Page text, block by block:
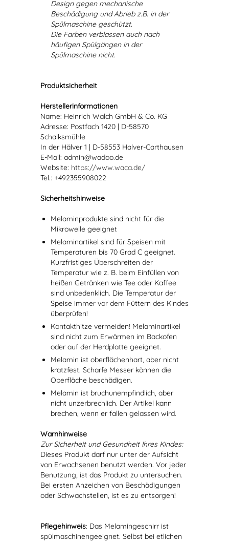
Design gegen mechanische
Beschädigung und Abrieb z.B. in der
Spülmaschine geschützt.
Die Farben verblassen auch nach
häufigen Spülgängen in der
Spülmaschine nicht.
Produktsicherheit
Herstellerinformationen
Name: Heinrich Walch GmbH & Co. KG
Adresse: Postfach 1420 | D-58570
Schalksmühle
In der Hälver 1 | D-58553 Halver-Carthausen
E-Mail: admin@wadoo.de
Website: https://www.waca.de/
Tel.: +492355908022
Sicherheitshinweise
Melaminprodukte sind nicht für die
Mikrowelle geeignet
Melaminartikel sind für Speisen mit
Temperaturen bis 70 Grad C geeignet.
Kurzfristiges Überschreiten der
Temperatur wie z. B. beim Einfüllen von
heißen Getränken wie Tee oder Kaffee
sind unbedenklich. Die Temperatur der
Speise immer vor dem Füttern des Kindes
überprüfen!
Kontakthitze vermeiden! Melaminartikel
sind nicht zum Erwärmen im Backofen
oder auf der Herdplatte geeignet.
Melamin ist oberflächenhart, aber nicht
kratzfest. Scharfe Messer können die
Oberfläche beschädigen.
Melamin ist bruchunempfindlich, aber
nicht unzerbrechlich. Der Artikel kann
brechen, wenn er fallen gelassen wird.
Warnhinweise
Zur Sicherheit und Gesundheit Ihres Kindes:
Dieses Produkt darf nur unter der Aufsicht
von Erwachsenen benutzt werden. Vor jeder
Benutzung, ist das Produkt zu untersuchen.
Bei ersten Anzeichen von Beschädigungen
oder Schwachstellen, ist es zu entsorgen!
Pflegehinweis: Das Melamingeschirr ist
spülmaschinengeeignet. Selbst bei etlichen